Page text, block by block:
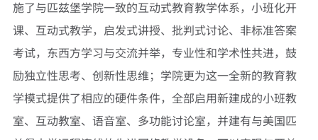
施了与匹兹堡学院一致的互动式教育教学体系，小班化开
课、互动式教学，启发式讲授、批判式讨论、非标准答案
考试，东西方学习与交流并举，专业性和学术性共进，鼓
励独立性思考、创新性思维；学院更为这一全新的教育教
学模式提供了相应的硬件条件，全部启用新建成的小班教
室、互动教室、语音室、多功能讨论室，并建有与美国匹